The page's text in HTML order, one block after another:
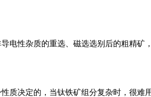
电性杂质的重选、磁选选别后的粗精
质决定的，当钛铁矿组分复杂时，很